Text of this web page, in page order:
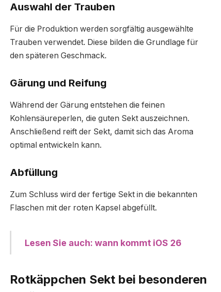
Auswahl der Trauben
Für die Produktion werden sorgfältig ausgewählte
Trauben verwendet. Diese bilden die Grundlage für
den späteren Geschmack.
Gärung und Reifung
Während der Gärung entstehen die feinen
Kohlensäureperlen, die guten Sekt auszeichnen.
Anschließend reift der Sekt, damit sich das Aroma
optimal entwickeln kann.
Abfüllung
Zum Schluss wird der fertige Sekt in die bekannten
Flaschen mit der roten Kapsel abgefüllt.
Lesen Sie auch: wann kommt iOS 26
Rotkäppchen Sekt bei besonderen